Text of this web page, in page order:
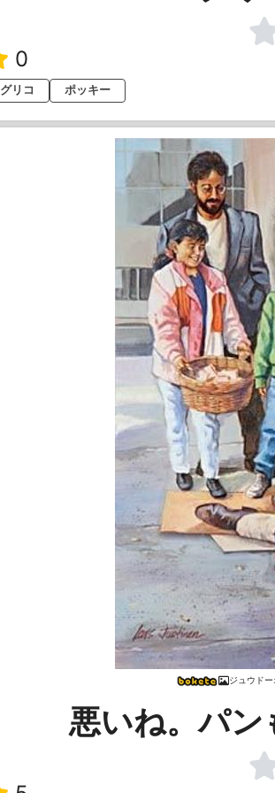
0
グリコ ポッキー
ジュウド
悪いね。パ